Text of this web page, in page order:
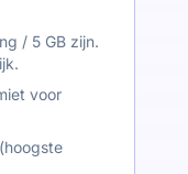
/ 5 GB zijn.
voor